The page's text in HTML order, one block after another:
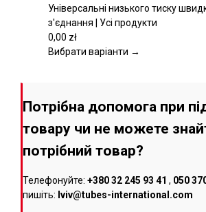
Параметри
можна
на
Універсальні низького тиску
з'єднання | Усі продукти
0,00 zł
Вибрати варіанти →
Потрібна допомога при
товару чи не можете
потрібний товар?
Телефонуйте: +380 32 245 93 41 , 050
пишіть: lviv@tubes-international.com